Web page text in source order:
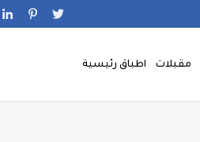
مقبلات اطباق رئيسية